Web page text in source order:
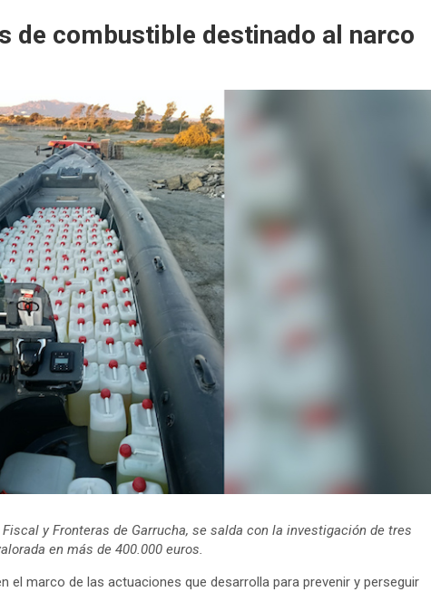
de combustible destinado al narco
y Fronteras de Garrucha, se salda con la investigación de tres
en más de 400.000 euros.
el marco de las actuaciones que desarrolla para prevenir y perseguir